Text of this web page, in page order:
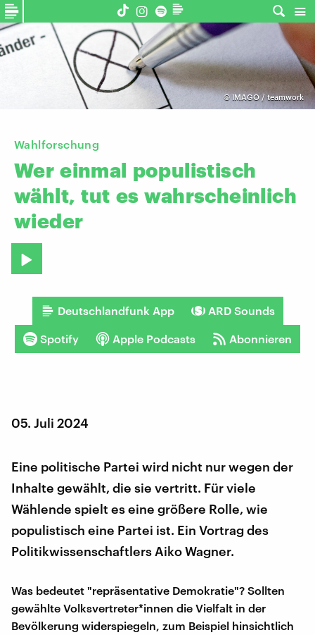
©IMAGO / teamwork
Wahlforschung
Wer einmal populistisch
wählt, tut es wahrscheinlich
wieder
Deutschlandfunk App ARD Sounds
Spotify Apple Podcasts Abonnieren
05. Juli 2024
Eine politische Partei wird nicht nur wegen der
Inhalte gewählt, die sie vertritt. Für viele
Wählende spielt es eine größere Rolle, wie
populistisch eine Partei ist. Ein Vortrag des
Politikwissenschaftlers Aiko Wagner.
Was bedeutet "repräsentative Demokratie"? Sollten
gewählte Volksvertreter*innen die Vielfalt in der
Bevölkerung widerspiegeln, zum Beispiel hinsichtlich